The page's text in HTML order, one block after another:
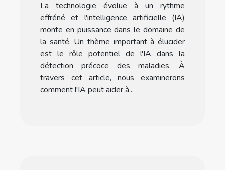
maladies
La technologie évolue à un rythme
effréné et l'intelligence artificielle (IA)
monte en puissance dans le domaine de
la santé. Un thème important à élucider
est le rôle potentiel de l'IA dans la
détection précoce des maladies. À
travers cet article, nous examinerons
comment l'IA peut aider à...